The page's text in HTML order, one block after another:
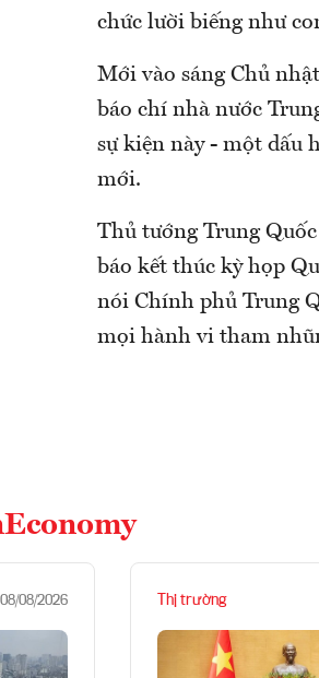
chức lười biếng như
Mới vào sáng Chủ
báo chí nhà nước
sự kiện này - một dấu
mới.
Thủ tướng Trung
báo kết thúc kỳ họp
nói Chính phủ Trung
mọi hành vi tham
08/2026 Thị trường